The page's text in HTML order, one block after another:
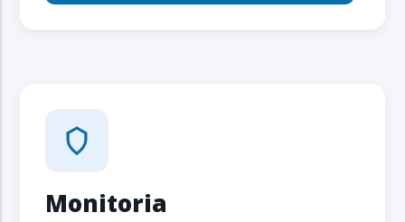
Monitoria